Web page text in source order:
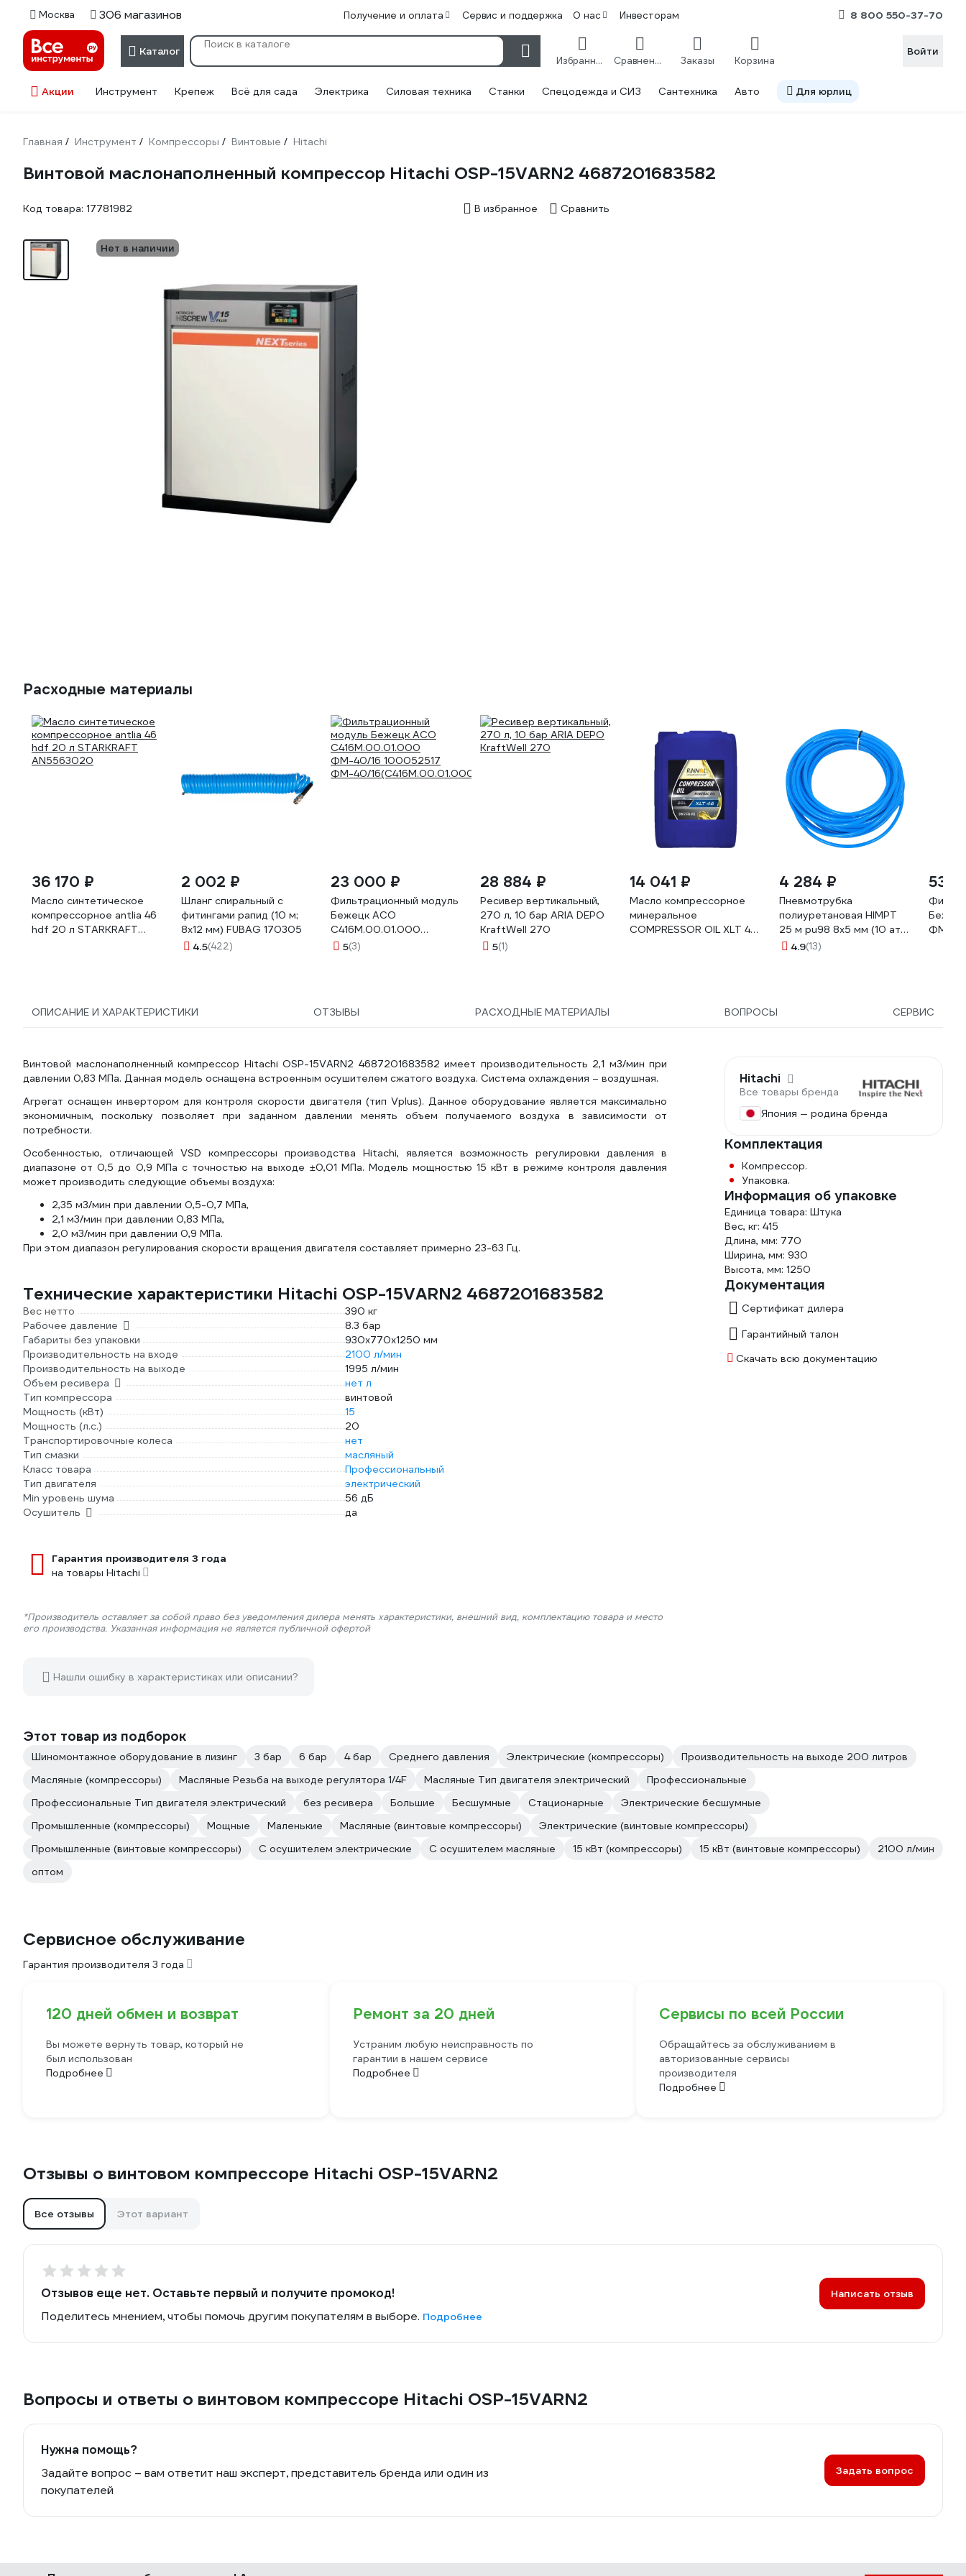
Москва 306 магазинов Получение и оплата Сервис и поддержка О нас Инвесторам 8 800 550-37-70
Каталог
Избранное Сравнение Заказы Корзина
Войти
Акции Инструмент Крепеж Всё для сада Электрика Силовая техника Станки Спецодежда и СИЗ Сантехника Авто Для юрлиц
Главная / Инструмент / Компрессоры / Винтовые / Hitachi
Винтовой маслонаполненный компрессор Hitachi OSP-15VARN2 4687201683582
Код товара: 17781982 В избранное Сравнить
Нет в наличии
Расходные материалы
36 170 ₽
Масло синтетическое
компрессорное antlia 46
hdf 20 л STARKRAFT
2 002 ₽
Шланг спиральный с
фитингами рапид (10 м;
8x12 мм) FUBAG 170305
4.5(422)
23 000 ₽
Фильтрационный модуль
Бежецк АСО
С416М.00.01.000
ФМ-40/16 100052517
5(3)
28 884 ₽
Ресивер вертикальный,
270 л, 10 бар ARIA DEPO
KraftWell 270
5(1)
14 041 ₽
Масло компрессорное
минеральное
COMPRESSOR OIL XLT 46
4 284 ₽
Пневмотрубка
полиуретановая HIMPT
25 м pu98 8x5 мм (10 атм)
китай 00-00019233
4.9(13)
53
ОПИСАНИЕ И ХАРАКТЕРИСТИКИ ОТЗЫВЫ РАСХОДНЫЕ МАТЕРИАЛЫ ВОПРОСЫ СЕРВИС
Винтовой маслонаполненный компрессор Hitachi OSP-15VARN2 4687201683582 имеет производительность 2,1 м3/мин при
давлении 0,83 МПа. Данная модель оснащена встроенным осушителем сжатого воздуха. Система охлаждения – воздушная.
Агрегат оснащен инвертором для контроля скорости двигателя (тип Vplus). Данное оборудование является максимально
экономичным, поскольку позволяет при заданном давлении менять объем получаемого воздуха в зависимости от
потребности.
Особенностью, отличающей VSD компрессоры производства Hitachi, является возможность регулировки давления в
диапазоне от 0,5 до 0,9 МПа с точностью на выходе ±0,01 MПa. Модель мощностью 15 кВт в режиме контроля давления
может производить следующие объемы воздуха:
2,35 м3/мин при давлении 0,5-0,7 МПа,
2,1 м3/мин при давлении 0,83 МПа,
2,0 м3/мин при давлении 0,9 МПа.
При этом диапазон регулирования скорости вращения двигателя составляет примерно 23-63 Гц.
Технические характеристики Hitachi OSP-15VARN2 4687201683582
Вес нетто
390 кг
Рабочее давление
8.3 бар
Габариты без упаковки
930x770x1250 мм
Производительность на входе
2100 л/мин
Производительность на выходе
1995 л/мин
Объем ресивера
нет л
Тип компрессора
винтовой
Мощность (кВт)
15
Мощность (л.с.)
20
Транспортировочные колеса
нет
Тип смазки
масляный
Класс товара
Профессиональный
Тип двигателя
электрический
Min уровень шума
56 дБ
Осушитель
да
Гарантия производителя 3 года
на товары Hitachi
*Производитель оставляет за собой право без уведомления дилера менять характеристики, внешний вид, комплектацию товара и место
его производства. Указанная информация не является публичной офертой
Нашли ошибку в характеристиках или описании?
Hitachi
Все товары бренда
Япония — родина бренда
Комплектация
Компрессор.
Упаковка.
Информация об упаковке
Единица товара: Штука
Вес, кг: 415
Длина, мм: 770
Ширина, мм: 930
Высота, мм: 1250
Документация
Сертификат дилера
Гарантийный талон
Скачать всю документацию
Этот товар из подборок
Шиномонтажное оборудование в лизинг 3 бар 6 бар 4 бар Среднего давления Электрические (компрессоры)
Производительность на выходе 200 литров
Масляные (компрессоры)
Масляные Резьба на выходе регулятора 1/4F Масляные Тип двигателя электрический
Профессиональные
Профессиональные Тип двигателя электрический
без ресивера Большие Бесшумные Стационарные
Электрические бесшумные
Промышленные (компрессоры)
Мощные Маленькие Масляные (винтовые компрессоры)
Электрические (винтовые компрессоры)
Промышленные (винтовые компрессоры)
С осушителем электрические С осушителем масляные 15 кВт (компрессоры) 15 кВт (винтовые компрессоры)
2100 л/мин
оптом
Сервисное обслуживание
Гарантия производителя 3 года
120 дней обмен и возврат
Вы можете вернуть товар, который не
был использован
Подробнее
Ремонт за 20 дней
Устраним любую неисправность по
гарантии в нашем сервисе
Подробнее
Сервисы по всей России
Обращайтесь за обслуживанием в
авторизованные сервисы
производителя
Подробнее
Отзывы о винтовом компрессоре Hitachi OSP-15VARN2
Все отзывы Этот вариант
Отзывов еще нет. Оставьте первый и получите промокод!
Поделитесь мнением, чтобы помочь другим покупателям в выборе. Подробнее
Написать отзыв
Вопросы и ответы о винтовом компрессоре Hitachi OSP-15VARN2
Нужна помощь?
Задайте вопрос – вам ответит наш эксперт, представитель бренда или один из
покупателей
Задать вопрос